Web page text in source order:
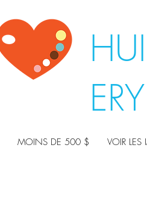
MOINS DE 500 $ VOIR LES